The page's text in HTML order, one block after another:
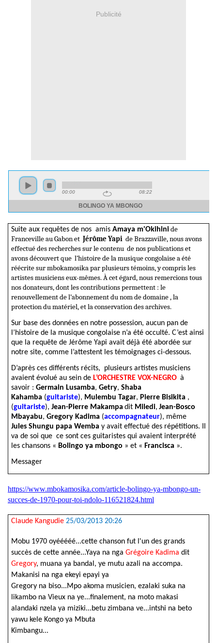
Publicité
Suite aux requêtes de nos amis Amaya m'Okihinide
Franceville au Gabon et Jérôme Yapide Brazzaville, nous avons
effectué des recherches sur le contenu de nos publications et
avons découvert que l’histoire de la musique congolaise a été
réécrite sur mbokamosika par plusieurs témoins, y compris les
artistes musiciens eux-mêmes. À cet égard, nous remercions tous
nos donateurs, dont les contributions permettent : le
renouvellement de l’abonnement du nom de domaine , la
protection du matériel, et la conservation des archives.
Sur base des données en notre possession, aucun pan de
l’histoire de la musique congolaise n’a été occulté. C’est ainsi
que la requête de Jérôme Yapi avait déjà été abordée sur
notre site, comme l’attestent les témoignages ci-dessous.
D’après ces différents récits, plusieurs artistes musiciens
avaient évolué au sein de L’ORCHESTRE VOX-NEGRO à
savoir : Germain Lusamba, Getry, Shaba
Kahamba (guitariste), Mulembu Tagar, Pierre Bisikita ,
(guitariste), Jean-Pierre Makampa dit Miledi, Jean-Bosco
Mbayabu, Gregory Kadima (accompagnateur), même
Jules Shungu papa Wemba y avait effectué des répétitions. Il
va de soi que ce sont ces guitaristes qui avaient interprété
les chansons « Bolingo ya mbongo » et « Francisca ».
Messager
https://www.mbokamosika.com/article-bolingo-ya-mbongo-un-
succes-de-1970-pour-toi-ndolo-116521824.html
Claude Kangudie 25/03/2013 20:26
Mobu 1970 oyééééé...cette chanson fut l'un des grands
succès de cette année...Yaya na nga Grégoire Kadima dit
Gregory, muana ya bandal, ye mutu azali na accompa.
Makanisi na nga ekeyi epayi ya
Gregory na biso...Mpo akoma musicien, ezalaki suka na
likambo na Vieux na ye...finalement, na moto makasi
alandaki nzela ya miziki...betu zimbana ve...intshi na beto
yawu kele Kongo ya Mbuta
Kimbangu...